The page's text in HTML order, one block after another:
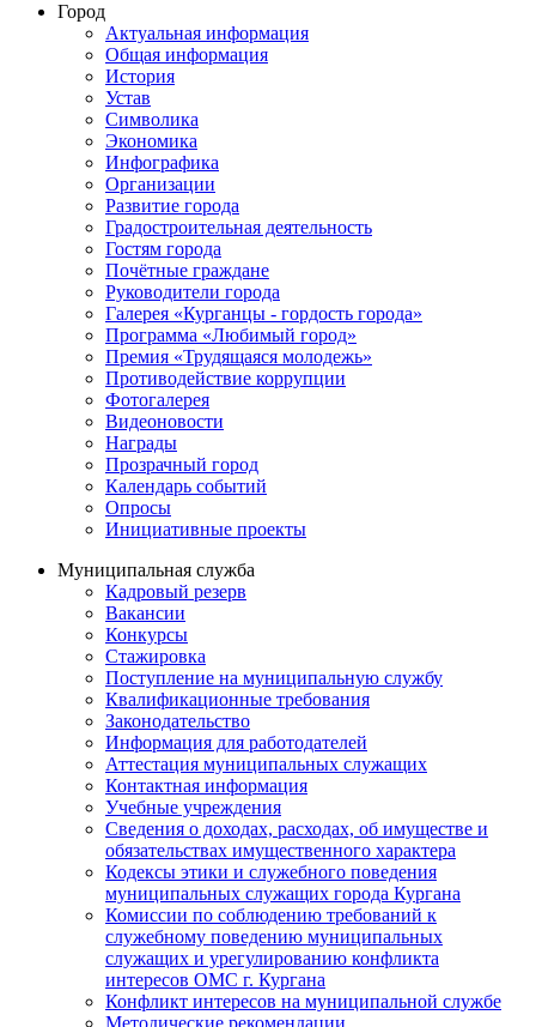
Город
Актуальная информация
Общая информация
История
Устав
Символика
Экономика
Инфографика
Организации
Развитие города
Градостроительная деятельность
Гостям города
Почётные граждане
Руководители города
Галерея «Курганцы - гордость города»
Программа «Любимый город»
Премия «Трудящаяся молодежь»
Противодействие коррупции
Фотогалерея
Видеоновости
Награды
Прозрачный город
Календарь событий
Опросы
Инициативные проекты
Муниципальная служба
Кадровый резерв
Вакансии
Конкурсы
Стажировка
Поступление на муниципальную службу
Квалификационные требования
Законодательство
Информация для работодателей
Аттестация муниципальных служащих
Контактная информация
Учебные учреждения
Сведения о доходах, расходах, об имуществе и
обязательствах имущественного характера
Кодексы этики и служебного поведения
муниципальных служащих города Кургана
Комиссии по соблюдению требований к
служебному поведению муниципальных
служащих и урегулированию конфликта
интересов ОМС г. Кургана
Конфликт интересов на муниципальной службе